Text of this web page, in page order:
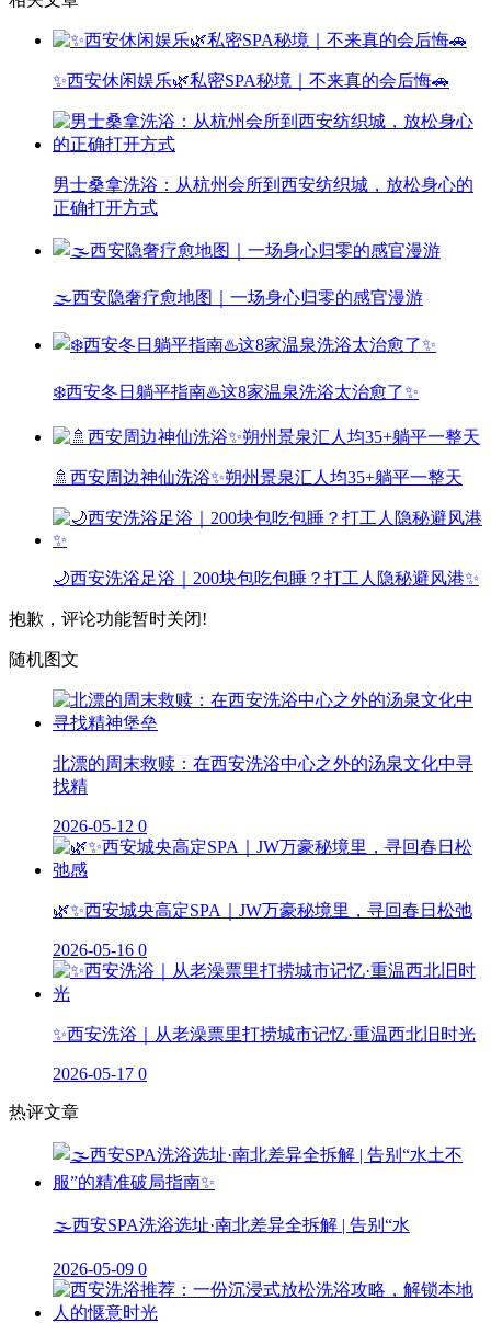
✨西安休闲娱乐🌿私密SPA秘境｜不来真的会后悔🚗
男士桑拿洗浴：从杭州会所到西安纺织城，放松身心的
正确打开方式
🌫️西安隐奢疗愈地图｜一场身心归零的感官漫游
❄️西安冬日躺平指南♨️这8家温泉洗浴太治愈了✨
🚿西安周边神仙洗浴✨朔州景泉汇人均35+躺平一整天
🌙西安洗浴足浴｜200块包吃包睡？打工人隐秘避风港✨
抱歉，评论功能暂时关闭!
随机图文
北漂的周末救赎：在西安洗浴中心之外的汤泉文化中寻
找精
2026-05-12 0
🌿✨西安城央高定SPA｜JW万豪秘境里，寻回春日松弛
2026-05-16 0
✨西安洗浴｜从老澡票里打捞城市记忆·重温西北旧时光
2026-05-17 0
热评文章
🌫️西安SPA洗浴选址·南北差异全拆解 | 告别“水
2026-05-09 0